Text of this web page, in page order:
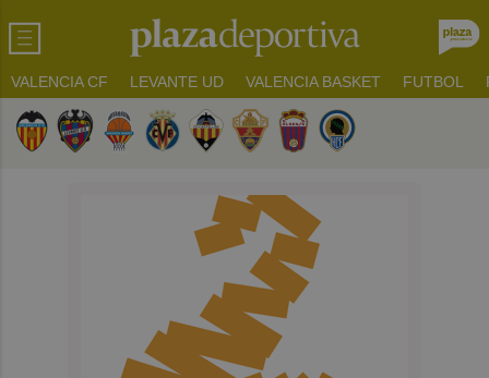
VALENCIA CF LEVANTE UD VALENCIA BASKET FUTBOL